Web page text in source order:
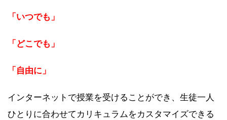
「いつでも」
「どこでも」
「自由に」
インターネットで授業を受けることができ、生徒一人
ひとりに合わせてカリキュラムをカスタマイズできる